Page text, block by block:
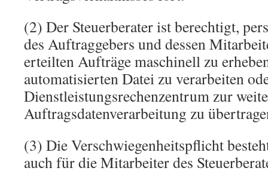
(2) Der Steuerberater ist berechtigt,
des Auftraggebers und dessen
erteilten Aufträge maschinell zu
automatisierten Datei zu verarbeiten
Dienstleistungsrechenzentrum zur
Auftragsdatenverarbeitung zu
(3) Die Verschwiegenheitspflicht
auch für die Mitarbeiter des